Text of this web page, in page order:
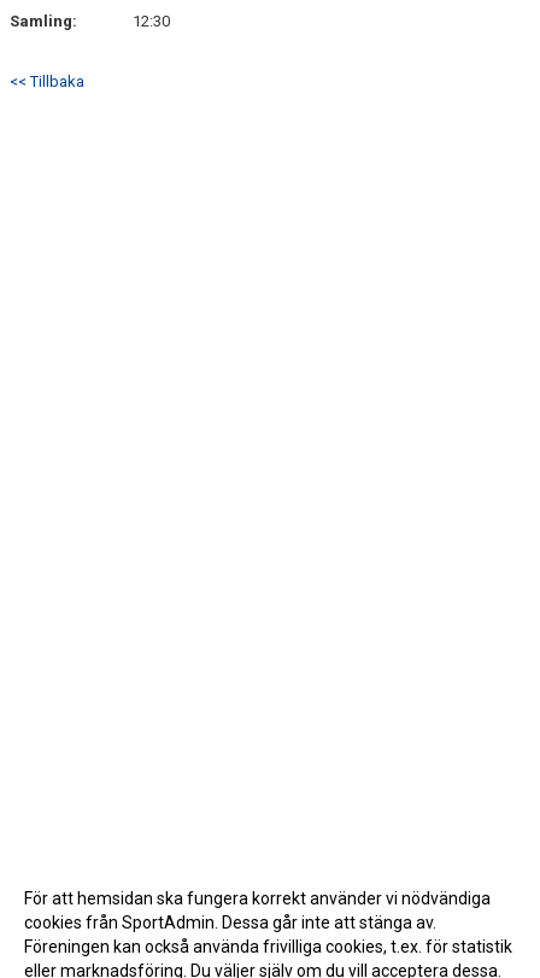
BÖRJA SPELA HANDBOLL HOS F10/11 LAGET
Samling:
12:30
<< Tillbaka
För att hemsidan ska fungera korrekt använder vi nödvändiga
cookies från SportAdmin. Dessa går inte att stänga av.
Föreningen kan också använda frivilliga cookies, t.ex. för statistik
eller marknadsföring. Du väljer själv om du vill acceptera dessa.